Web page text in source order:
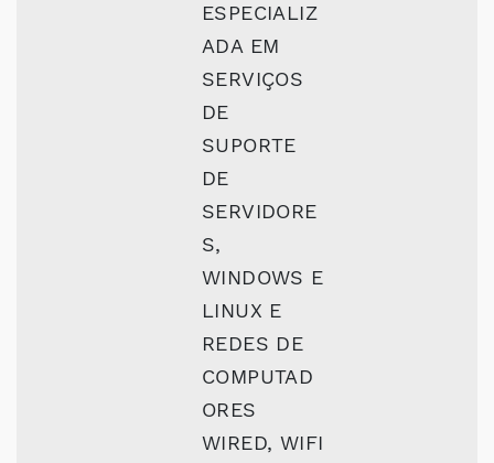
ESPECIALIZ
ADA EM
SERVIÇOS
DE
SUPORTE
DE
SERVIDORE
S,
WINDOWS E
LINUX E
REDES DE
COMPUTAD
ORES
WIRED, WIFI